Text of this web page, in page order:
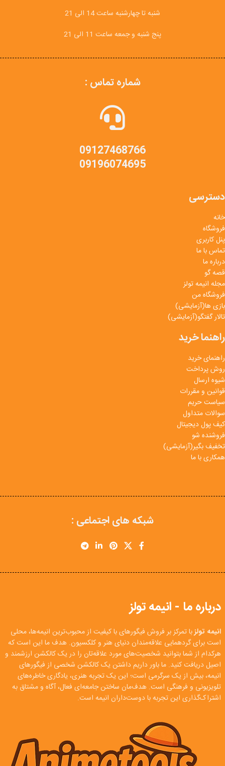
شنبه تا چهارشنبه ساعت 14 الی 21
پنج شنبه و جمعه ساعت 11 الی 21
شماره تماس :
09127468766
09196074695
دسترسی
خانه
فروشگاه
پنل کاربری
تماس با ما
درباره ما
قصه گو
مجله انیمه تولز
فروشگاه من
بازی ها(آزمایشی)
تالار گفتگو(آزمایشی)
راهنما خرید
راهنمای خرید
روش پرداخت
شیوه ارسال
قوانین و مقررات
سیاست حریم
سوالات متداول
کیف پول دیجیتال
فروشنده شو
تخفیف بگیر(آزمایشی)
همکاری با ما
شبکه های اجتماعی :
درباره ما - انیمه تولز
انیمه تولزبا تمرکز بر فروش فیگورهای با کیفیت از محبوب‌ترین انیمه‌ها، محلی
است برای گردهمایی علاقه‌مندان دنیای هنر و کلکسیون. هدف ما این است که
هرکدام از شما بتوانید شخصیت‌های مورد علاقه‌تان را در یک کالکشن ارزشمند و
اصیل دریافت کنید. ما باور داریم داشتن یک کالکشن شخصی از فیگورهای
انیمه، بیش از یک سرگرمی است؛ این یک تجربه هنری، یادگاری خاطره‌های
تلویزیونی و فرهنگی است. هدف‌مان ساختن جامعه‌ای فعال، آگاه و مشتاق به
اشتراک‌گذاری این تجربه با دوست‌داران انیمه است.